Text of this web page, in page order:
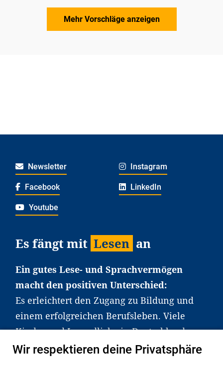
Mehr Vorschläge anzeigen
Newsletter Instagram
Facebook LinkedIn
Youtube
Es fängt mit Lesen an
Ein gutes Lese- und Sprachvermögen
macht den positiven Unterschied:
Es erleichtert den Zugang zu Bildung und
einem erfolgreichen Berufsleben. Viele
Kinder und Jugendliche in Deutschland
haben aber große Schwierigkeiten dabei.
Wir respektieren deine Privatsphäre